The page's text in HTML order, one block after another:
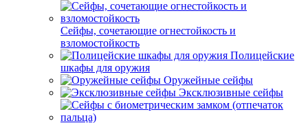
Сейфы, сочетающие огнестойкость и
взломостойкость
Полицейские
шкафы для оружия
Оружейные сейфы
Эксклюзивные сейфы